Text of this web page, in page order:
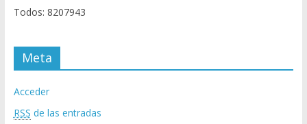
Todos: 8207943
Meta
Acceder
RSS de las entradas